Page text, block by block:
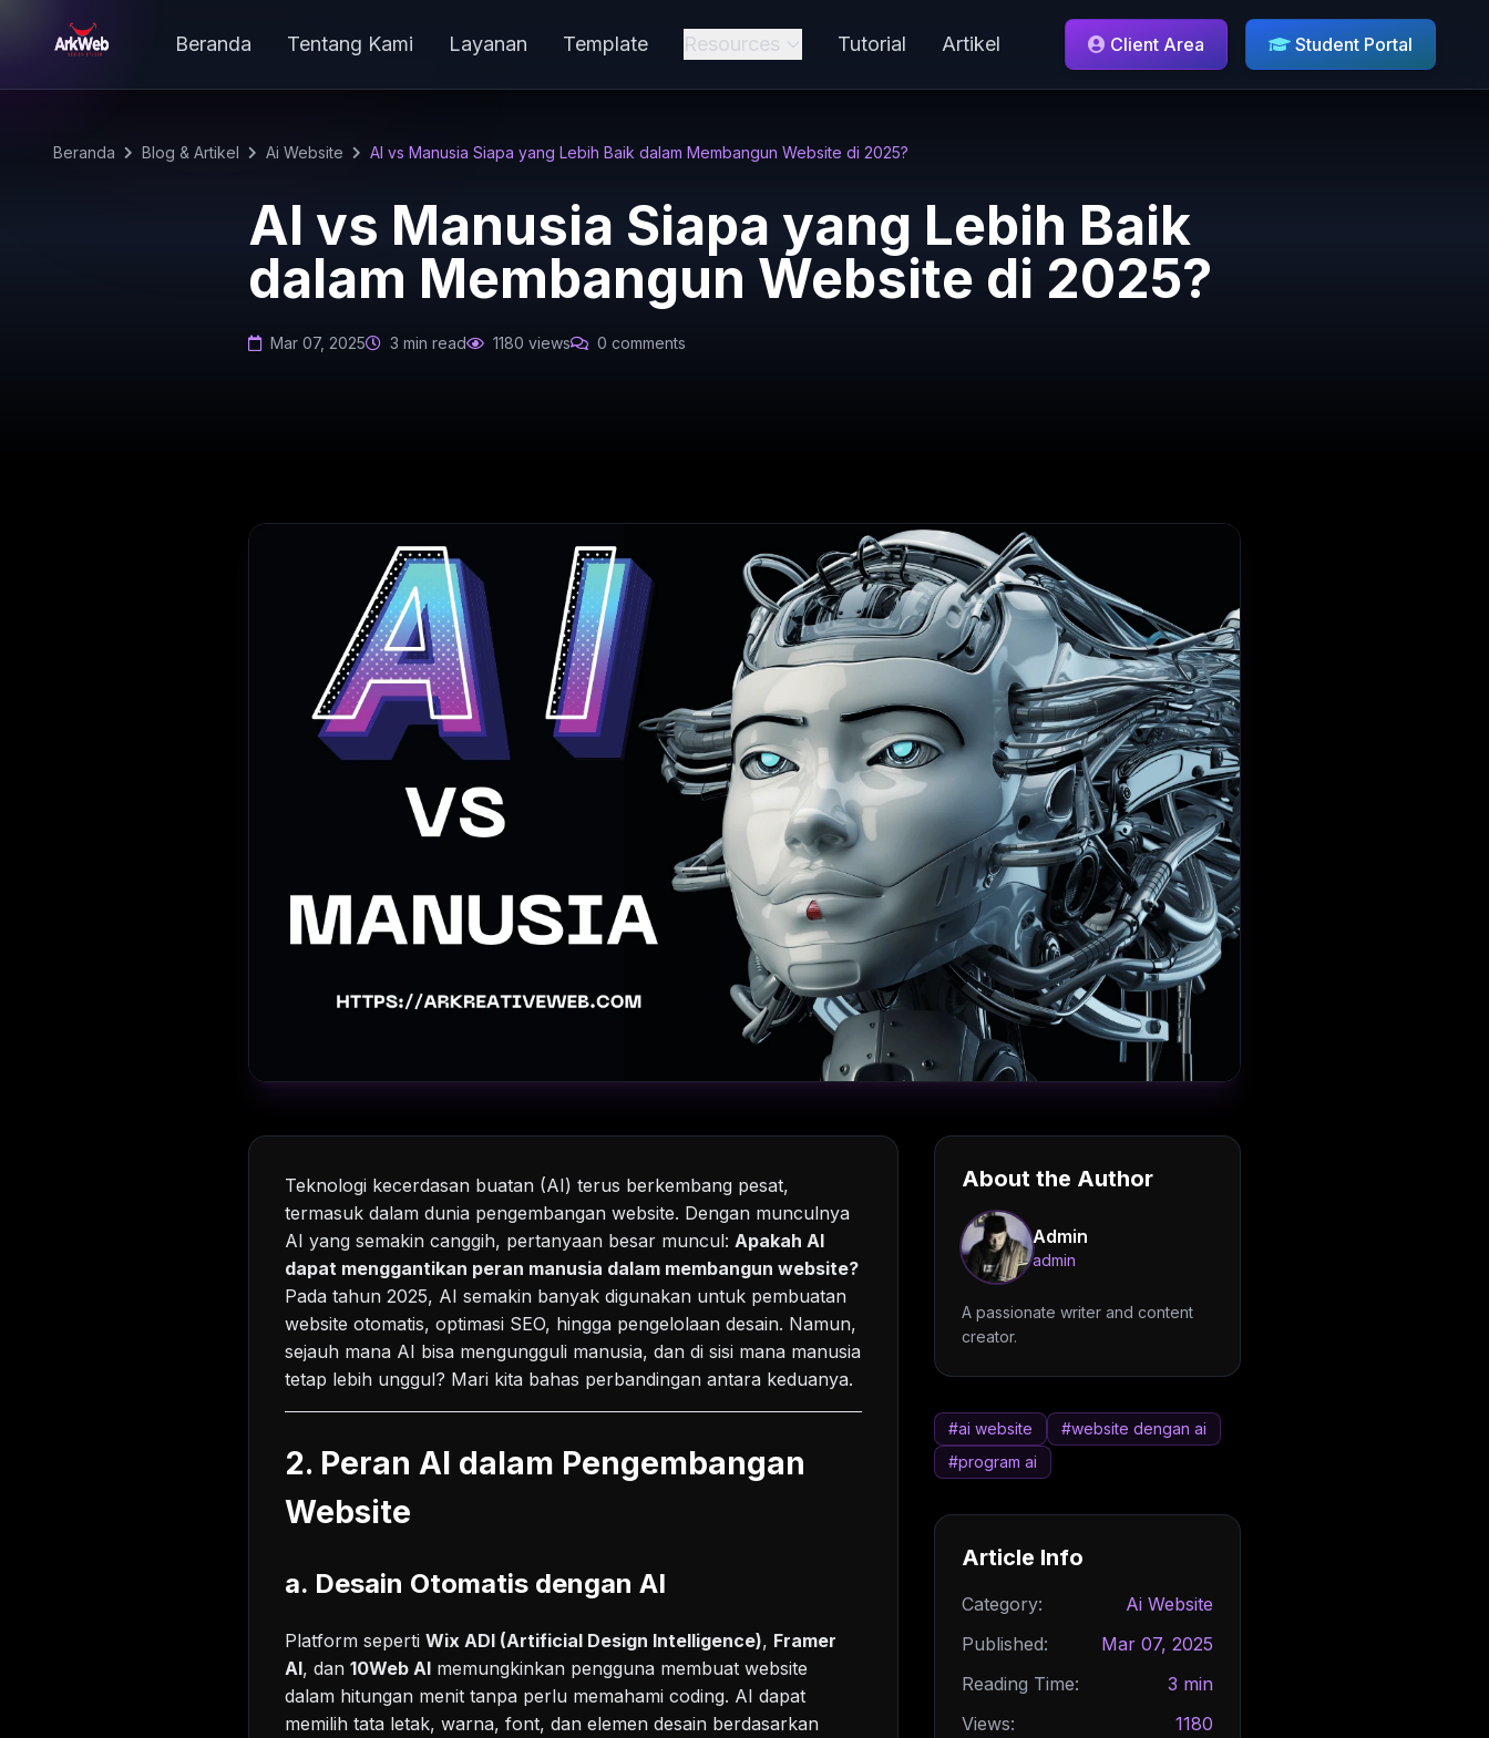
Beranda Tentang Kami Layanan Template Resources Tutorial Artikel Client Area Student Portal
Beranda Blog & Artikel Ai Website AI vs Manusia Siapa yang Lebih Baik dalam Membangun Website di 2025?
AI vs Manusia Siapa yang Lebih Baik
dalam Membangun Website di 2025?
Mar 07, 2025 3 min read 1180 views 0 comments
Teknologi kecerdasan buatan (AI) terus berkembang pesat,
termasuk dalam dunia pengembangan website. Dengan munculnya
AI yang semakin canggih, pertanyaan besar muncul: Apakah AI
dapat menggantikan peran manusia dalam membangun website?
Pada tahun 2025, AI semakin banyak digunakan untuk pembuatan
website otomatis, optimasi SEO, hingga pengelolaan desain. Namun,
sejauh mana AI bisa mengungguli manusia, dan di sisi mana manusia
tetap lebih unggul? Mari kita bahas perbandingan antara keduanya.
2. Peran AI dalam Pengembangan
Website
a. Desain Otomatis dengan AI
Platform seperti Wix ADI (Artificial Design Intelligence), Framer
AI, dan 10Web AI memungkinkan pengguna membuat website
dalam hitungan menit tanpa perlu memahami coding. AI dapat
memilih tata letak, warna, font, dan elemen desain berdasarkan
About the Author
Admin
admin
A passionate writer and content
creator.
#ai website
#website dengan ai
#program ai
Article Info
Category:
Ai Website
Published:
Mar 07, 2025
Reading Time:
3 min
Views:
1180